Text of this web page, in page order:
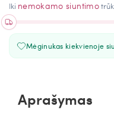
Iki nemokamo siuntimo
Mėginukas kiekvienoje
Aprašymas